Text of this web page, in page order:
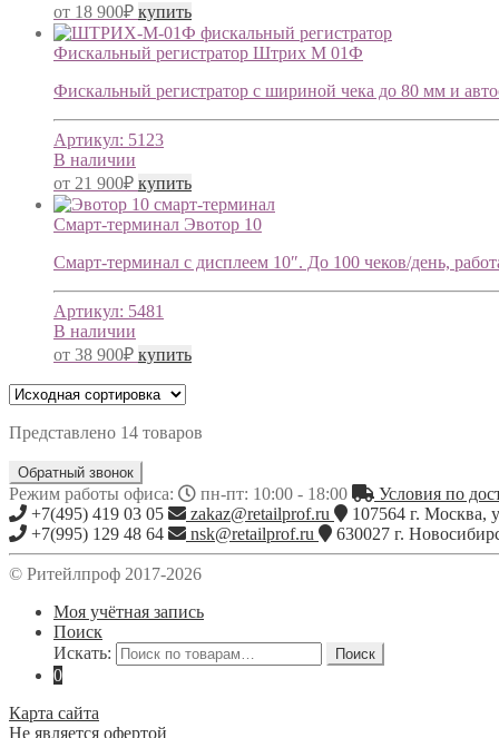
от 18 900₽ купить
Фискальный регистратор Штрих М 01Ф
Фискальный регистратор с шириной чека до 80 мм и
Артикул: 5123
В наличии
от 21 900₽ купить
Смарт-терминал Эвотор 10
Смарт-терминал с дисплеем 10″. До 100 чеков/день,
Артикул: 5481
В наличии
от 38 900₽ купить
Представлено 14 товаров
Обратный звонок
Режим работы офиса: пн-пт: 10:00 - 18:00
Условия по
+7(495) 419 03 05
zakaz@retailprof.ru 107564 г. Москва,
+7(995) 129 48 64
nsk@retailprof.ru 630027 г.
© Ритейлпроф 2017-2026
Моя учётная запись
Поиск
Искать:
Поиск
0
Карта сайта
Не является офертой